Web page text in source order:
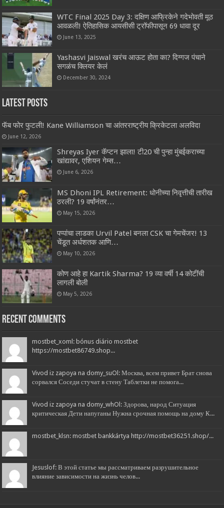
WTC Final 2025 Day 3: दक्षिण आफ्रिकेने गदेभोवती मूठ
आवळली! ऐतिहासिक आयसीसी ट्रॉफीपासून 69 धावा दूर
June 13, 2025
Yashasvi Jaiswal खरंच आऊट होता का? दिग्गज पंचाने
सगळंच क्लियर केलं
December 30, 2024
Latest Posts
फॅब फोर फुटली! Kane Williamson चा आंतरराष्ट्रीय क्रिकेटला अलविदा
June 12, 2026
Shreyas Iyer कॅप्टन झाला! टी20 ची पुन्हा मुंबईकराच्या
खांद्यावर, एशियन गेम्स…
June 6, 2026
MS Dhoni IPL Retirement: धोनीच्या निवृत्तीची तारीख
ठरली? 19 वर्षांनंतर…
May 15, 2026
पप्पांचा लाडका Urvil Patel बनला CSK चा गेमचेंजर! 13
चेंडूत अर्धशतक आणि…
May 10, 2026
कोण आहे हा Kartik Sharma? 19 व्या वर्षी 14 कोटींची
लागली बोली
May 5, 2026
Recent Comments
mostbet_xoml: bónus diário mostbet
https://mostbet86749.shop...
Vivod iz zapoya na domy_suOl: Москва, всем привет Брат снова
сорвался Соседи стучат в стену Таблетки не помога...
Vivod iz zapoya na domy_whOl: Здорова, народ Ситуация
критическая Дети напуганы Нужна срочная помощь на дому К...
mostbet_klsn: mostbet bankkártya http://mostbet36251.shop/...
Jesuslof: В этой статье мы рассматриваем разрушительное
влияние зависимости на жизнь челов...